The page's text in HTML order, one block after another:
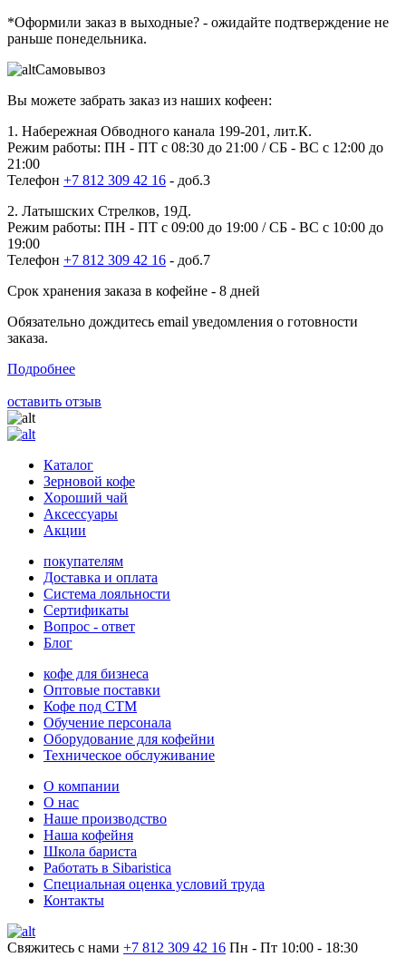
*Оформили заказ в выходные? - ожидайте подтверждение не
раньше понедельника.
Самовывоз
Вы можете забрать заказ из наших кофеен:
1. Набережная Обводного канала 199-201, лит.К.
Режим работы: ПН - ПТ с 08:30 до 21:00 / СБ - ВС с 12:00 до
21:00
Телефон +7 812 309 42 16 - доб.3
2. Латышских Стрелков, 19Д.
Режим работы: ПН - ПТ с 09:00 до 19:00 / СБ - ВС с 10:00 до
19:00
Телефон +7 812 309 42 16 - доб.7
Срок хранения заказа в кофейне - 8 дней
Обязательно дождитесь email уведомления о готовности
заказа.
Подробнее
оставить отзыв
Каталог
Зерновой кофе
Хороший чай
Аксессуары
Акции
покупателям
Доставка и оплата
Система лояльности
Сертификаты
Вопрос - ответ
Блог
кофе для бизнеса
Оптовые поставки
Кофе под СТМ
Обучение персонала
Оборудование для кофейни
Техническое обслуживание
О компании
О нас
Наше производство
Наша кофейня
Школа бариста
Работать в Sibaristica
Специальная оценка условий труда
Контакты
Свяжитесь с нами +7 812 309 42 16 Пн - Пт 10:00 - 18:30